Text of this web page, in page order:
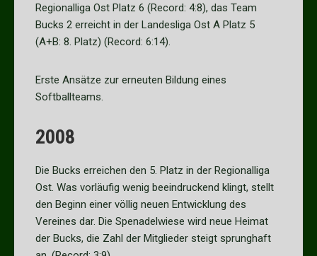
Regionalliga Ost Platz 6 (Record: 4:8), das Team
Bucks 2 erreicht in der Landesliga Ost A Platz 5
(A+B: 8. Platz) (Record: 6:14).
Erste Ansätze zur erneuten Bildung eines
Softballteams.
2008
Die Bucks erreichen den 5. Platz in der Regionalliga
Ost. Was vorläufig wenig beeindruckend klingt, stellt
den Beginn einer völlig neuen Entwicklung des
Vereines dar. Die Spenadelwiese wird neue Heimat
der Bucks, die Zahl der Mitglieder steigt sprunghaft